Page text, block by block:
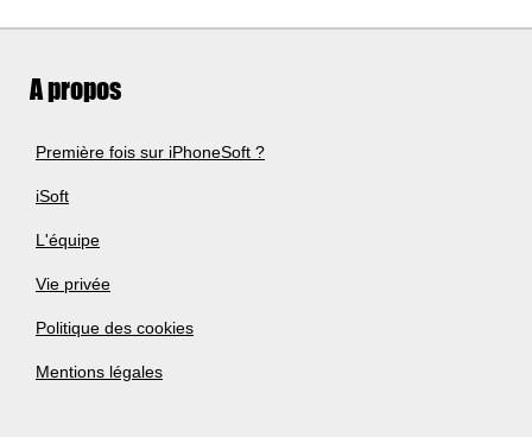
A propos
Première fois sur iPhoneSoft ?
iSoft
L'équipe
Vie privée
Politique des cookies
Mentions légales